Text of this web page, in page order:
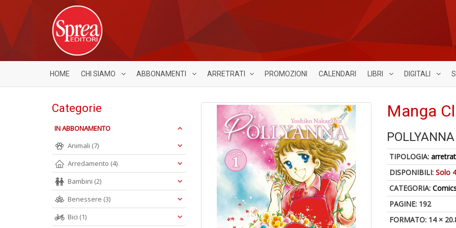
HOME CHI SIAMO ABBONAMENTI ARRETRATI PROMOZIONI CALENDARI LIBRI DIGITALI
Manga
POLLYANNA
TIPOLOGIA:
DISPONIBILI:Solo
CATEGORIA:
PAGINE: 192
FORMATO: 14 ×
Categorie
IN ABBONAMENTO
Animali (7)
Arredamento (4)
Bambini (2)
Benessere (3)
Bici (1)